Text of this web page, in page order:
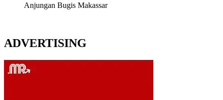
Anjungan Bugis Makassar
ADVERTISING